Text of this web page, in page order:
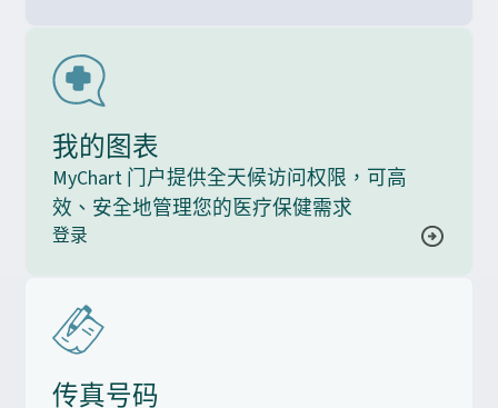
我的图表
MyChart 门户提供全天候访问权限，可高
效、安全地管理您的医疗保健需求
登录
传真号码